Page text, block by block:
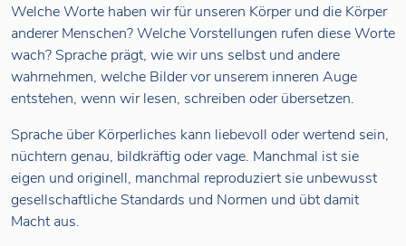
Welche Worte haben wir für unseren Körper und die Körper
anderer Menschen? Welche Vorstellungen rufen diese Worte
wach? Sprache prägt, wie wir uns selbst und andere
wahrnehmen, welche Bilder vor unserem inneren Auge
entstehen, wenn wir lesen, schreiben oder übersetzen.
Sprache über Körperliches kann liebevoll oder wertend sein,
nüchtern genau, bildkräftig oder vage. Manchmal ist sie
eigen und originell, manchmal reproduziert sie unbewusst
gesellschaftliche Standards und Normen und übt damit
Macht aus.